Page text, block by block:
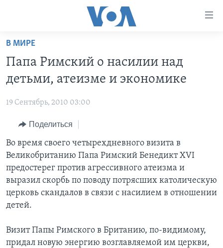
Перейти
основной
контент
навигации
Перейти
поиск
НОВОСТИ ЗА МИНУТУ
ИТОГИ
ПОЧЕМУ ЭТО ВАЖНО?
ДИСКУССИЯ VOA
ДЕТАЛИ
НЬЮ-ЙОРК NEW YORK
УЧИМ АНГЛИЙСКИЙ
НАША АМЕРИКАНСКАЯ ИСТОРИЯ
А КАК В АМЕРИКЕ?
АРТЕФАКТЫ
АМЕРИКАНСКИЕ ГОРОДКИ
ТЕСТЫ
ЭКСПЕРТИЗА
ИНТЕРВЬЮ
ФАКТЫ ПРОТИВ ФЕЙКОВ
ЗА СВОБОДУ ПРЕССЫ
УЧИМ АНГЛИЙСКИЙ
ВИДЕО
Learning English
В МИРЕ
Папа Римский о насилии над
детьми, атеизме и экономике
19 Сентябрь, 2010 03:00
Поделиться
Во время своего четырехдневного визита в
Великобританию Папа Римский Бенедикт XVI
предостерег против агрессивного атеизма и
выразил скорбь по поводу потрясших католическую
церковь скандалов в связи с насилием в отношении
детей.
Визит Папы Римского в Британию, по-видимому,
придал новую энергию возглавляемой им церкви,